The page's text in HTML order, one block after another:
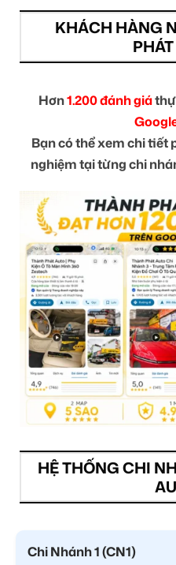
KHÁCH HÀNG
Hơn1.200 đánh giá
Bạn có thể xem chi tiết
nghiệm tại từng chi
HỆ THỐNG CHI
Chi Nhánh 1 (CN1)